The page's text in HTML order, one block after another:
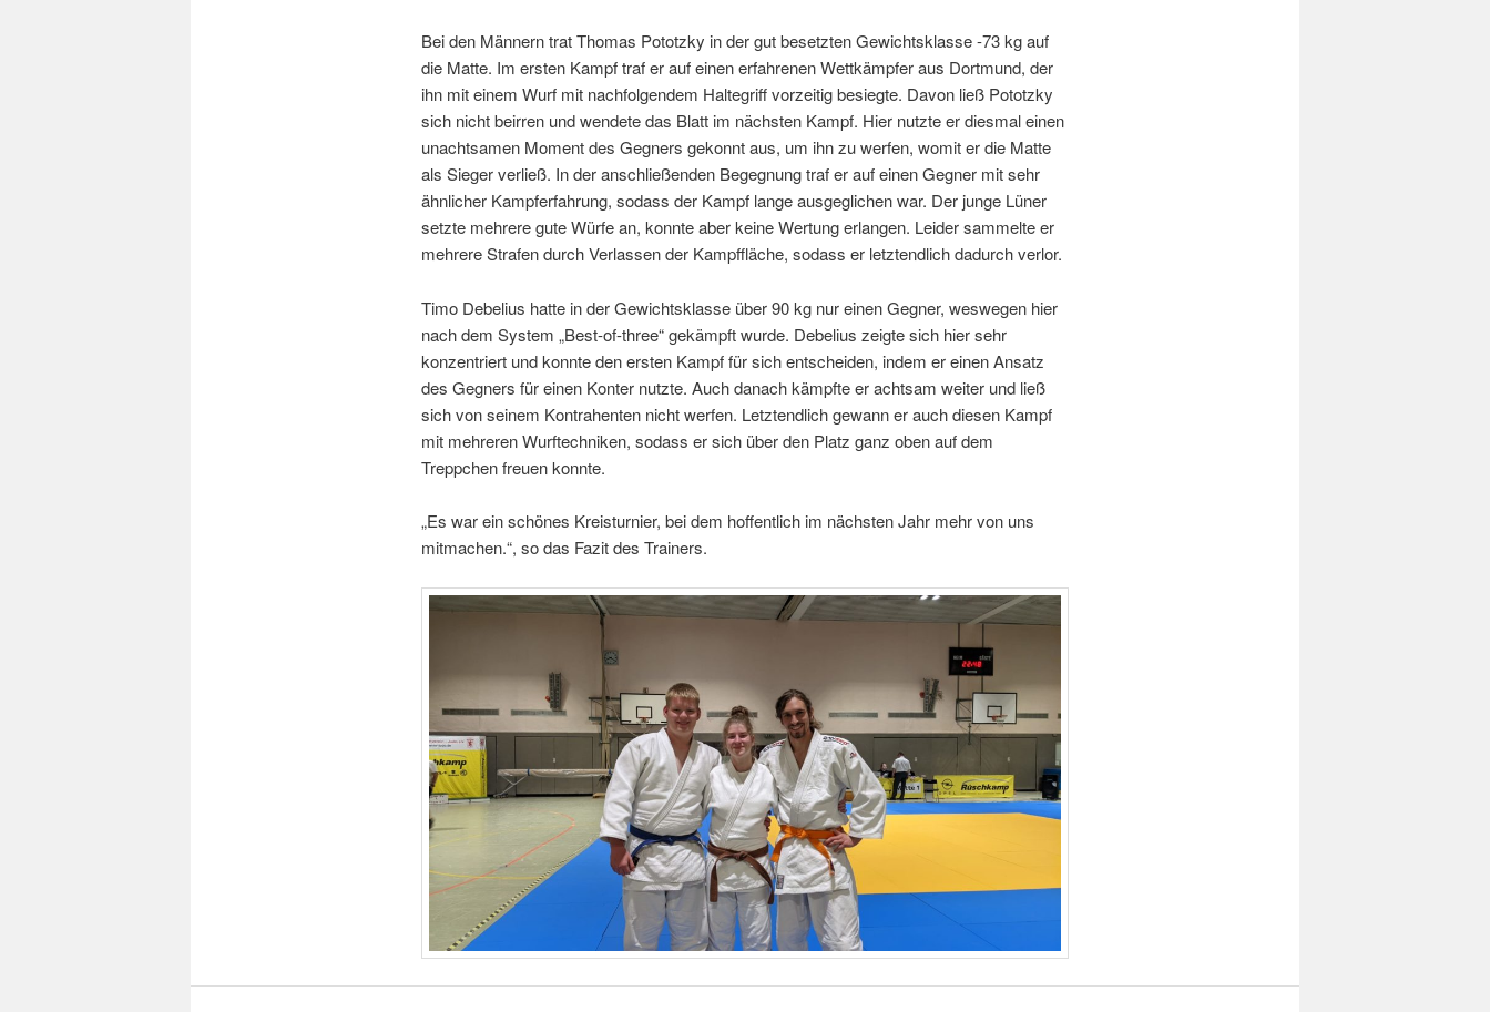
Bei den Männern trat Thomas Pototzky in der gut besetzten Gewichtsklasse -73 kg auf
die Matte. Im ersten Kampf traf er auf einen erfahrenen Wettkämpfer aus Dortmund, der
ihn mit einem Wurf mit nachfolgendem Haltegriff vorzeitig besiegte. Davon ließ Pototzky
sich nicht beirren und wendete das Blatt im nächsten Kampf. Hier nutzte er diesmal einen
unachtsamen Moment des Gegners gekonnt aus, um ihn zu werfen, womit er die Matte
als Sieger verließ. In der anschließenden Begegnung traf er auf einen Gegner mit sehr
ähnlicher Kampferfahrung, sodass der Kampf lange ausgeglichen war. Der junge Lüner
setzte mehrere gute Würfe an, konnte aber keine Wertung erlangen. Leider sammelte er
mehrere Strafen durch Verlassen der Kampffläche, sodass er letztendlich dadurch verlor.
Timo Debelius hatte in der Gewichtsklasse über 90 kg nur einen Gegner, weswegen hier
nach dem System „Best-of-three“ gekämpft wurde. Debelius zeigte sich hier sehr
konzentriert und konnte den ersten Kampf für sich entscheiden, indem er einen Ansatz
des Gegners für einen Konter nutzte. Auch danach kämpfte er achtsam weiter und ließ
sich von seinem Kontrahenten nicht werfen. Letztendlich gewann er auch diesen Kampf
mit mehreren Wurftechniken, sodass er sich über den Platz ganz oben auf dem
Treppchen freuen konnte.
„Es war ein schönes Kreisturnier, bei dem hoffentlich im nächsten Jahr mehr von uns
mitmachen.“, so das Fazit des Trainers.